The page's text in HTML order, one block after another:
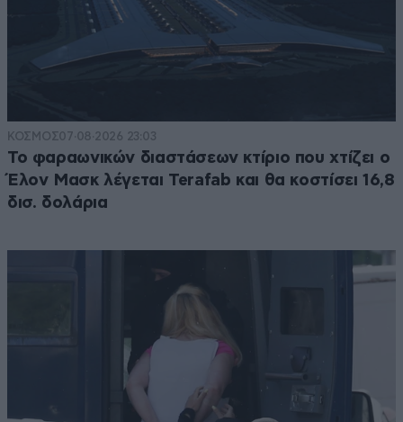
ΚΟΣΜΟΣ07·08·2026 23:03
Το φαραωνικών διαστάσεων κτίριο που χτίζει ο
Έλον Μασκ λέγεται Terafab και θα κοστίσει 16,8
δισ. δολάρια